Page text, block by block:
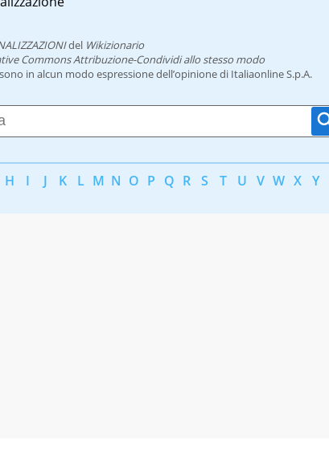
del Wikizionario
Commons Attribuzione-Condividi allo stesso modo
in alcun modo espressione dell’opinione di Italiaonline S.p.A.
H I J K L M N O P Q R S T U V W X Y